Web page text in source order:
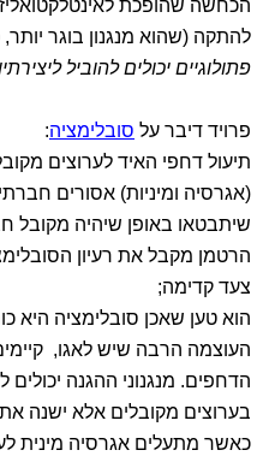
הכחשה שהופכת
להתקה (שהוא מנגנון בוגר
פתולוגיים יכולים להוביל
פרויד דיבר על סובלימציה:
תיעול דחפי האיד לערוצים
(אגרסיה ומיניות) אסורים
שיתבטאו באופן שיהיה מקובל
הרטמן מקבל את רעיון
צעד קדימה;
הוא טען שאכן סובלימציה היא
העוצמה הרבה שיש לאגו,
הדחפים. מנגנוני ההגנה
בערוצים מקובלים אלא ישנה
כאשר מתעלים אגרסיה מינית